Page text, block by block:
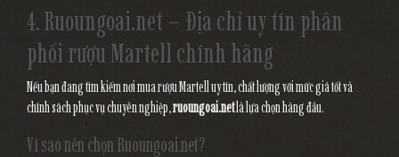
4. Ruoungoai.net – Địa chỉ uy tín phân
phối rượu Martell chính hãng
Nếu bạn đang tìm kiếm nơi mua rượu Martell uy tín, chất lượng với mức giá tốt và
chính sách phục vụ chuyên nghiệp,ruoungoai.netlà lựa chọn hàng đầu.
Vì sao nên chọn Ruoungoai.net?